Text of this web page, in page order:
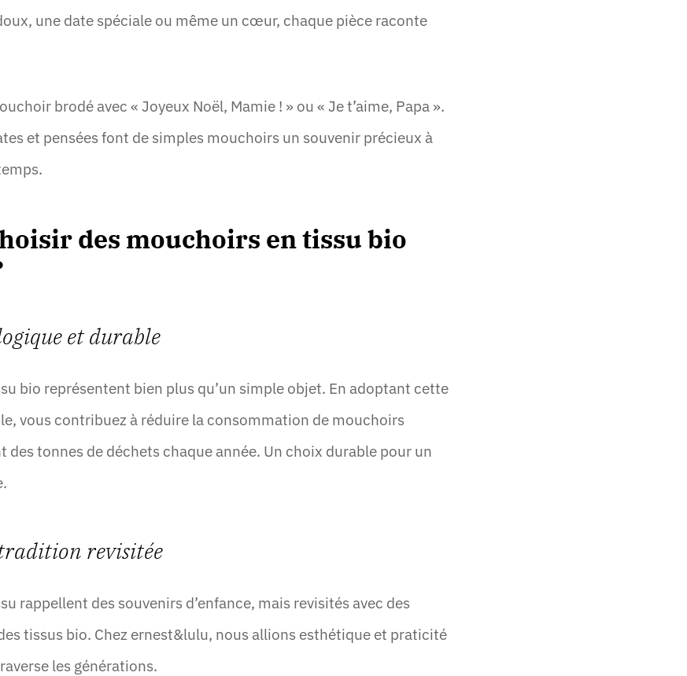
une date spéciale ou même un cœur, chaque pièce raconte
brodé avec « Joyeux Noël, Mamie ! » ou « Je t’aime, Papa ».
et pensées font de simples mouchoirs un souvenir précieux à
des mouchoirs en tissu bio
et durable
bio représentent bien plus qu’un simple objet. En adoptant cette
vous contribuez à réduire la consommation de mouchoirs
des tonnes de déchets chaque année. Un choix durable pour un
revisitée
rappellent des souvenirs d’enfance, mais revisités avec des
tissus bio. Chez ernest&lulu, nous allions esthétique et praticité
les générations.